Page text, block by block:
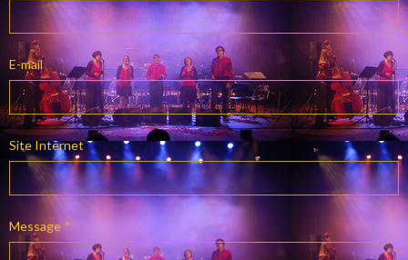
E-mail
Site Internet
Message